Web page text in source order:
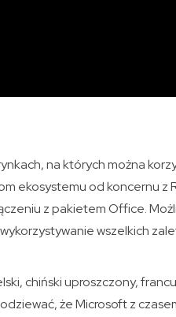
na których można
ekosystemu od koncernu z
z pakietem Office.
wszelkich
chiński uproszczony,
że Microsoft z